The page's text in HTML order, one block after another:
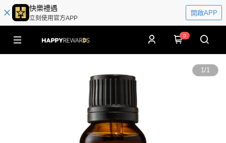
快樂禮遇
立刻使用官方APP
開啟APP
0
1/1